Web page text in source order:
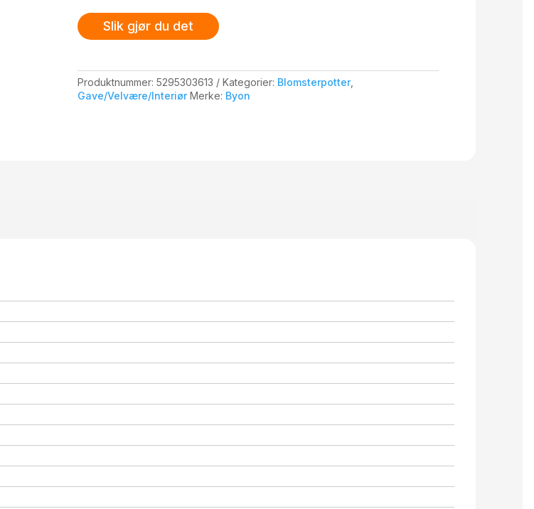
Slik gjør du det
Produktnummer: 5295303613 Kategorier: Blomsterpotter,
Gave/Velvære/Interiør Merke: Byon